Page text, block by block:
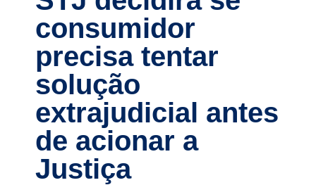
consumidor
precisa tentar
solução
extrajudicial antes
de acionar a
Justiça